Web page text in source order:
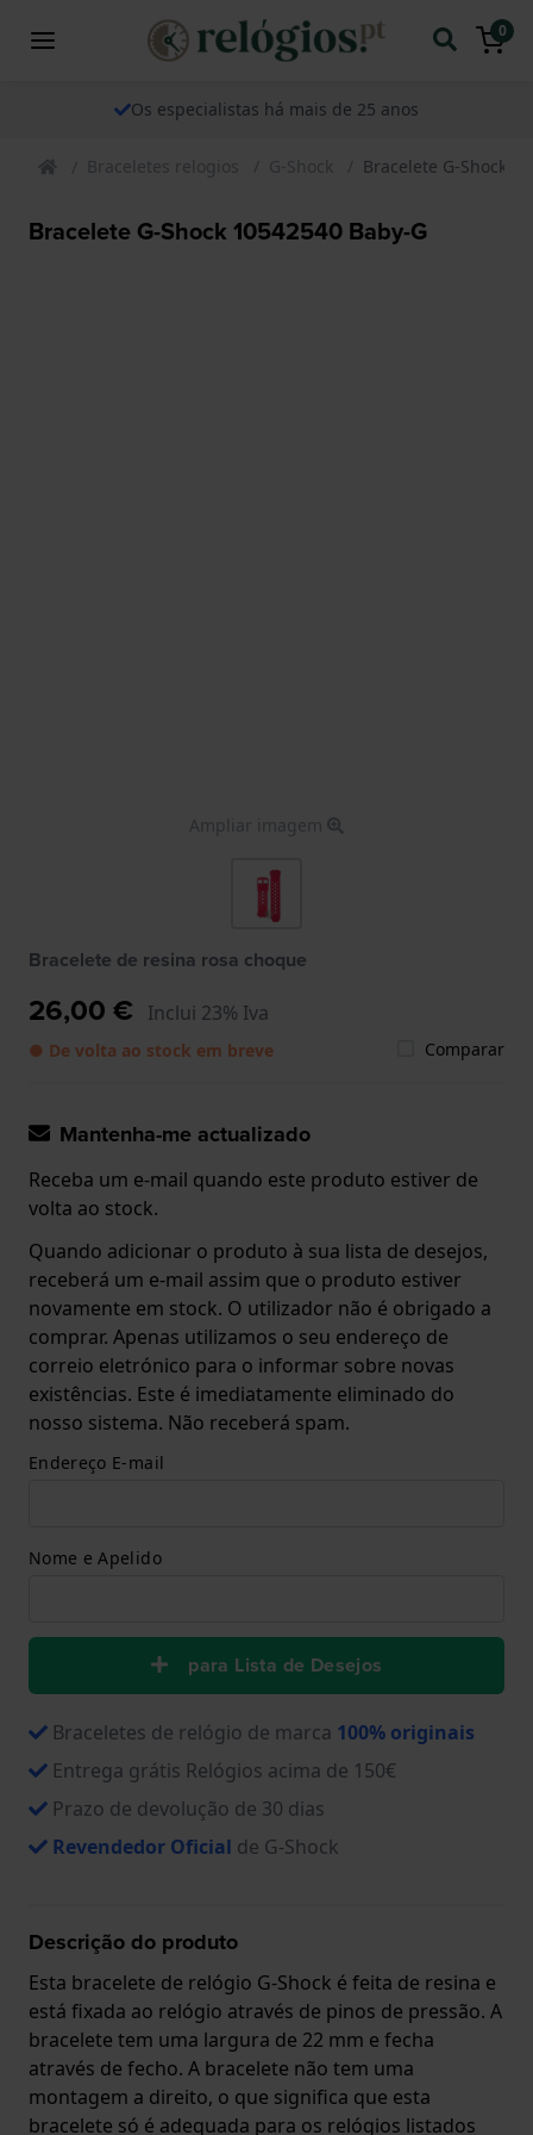
0
Os especialistas há mais de 25 anos
Braceletes relogios G-Shock Bracelete G-Shock
Bracelete G-Shock 10542540 Baby-G
Ampliar imagem
Bracelete de resina rosa choque
26,00 € Inclui 23% Iva
● De volta ao stock em breve Comparar
Mantenha-me actualizado
Receba um e-mail quando este produto estiver de
volta ao stock.
Quando adicionar o produto à sua lista de desejos,
receberá um e-mail assim que o produto estiver
novamente em stock. O utilizador não é obrigado a
comprar. Apenas utilizamos o seu endereço de
correio eletrónico para o informar sobre novas
existências. Este é imediatamente eliminado do
nosso sistema. Não receberá spam.
Endereço E-mail
Nome e Apelido
para Lista de Desejos
Braceletes de relógio de marca 100% originais
Entrega grátis Relógios acima de 150€
Prazo de devolução de 30 dias
Revendedor Oficial de G-Shock
Descrição do produto
Esta bracelete de relógio G-Shock é feita de resina e
está fixada ao relógio através de pinos de pressão. A
bracelete tem uma largura de 22 mm e fecha
através de fecho. A bracelete não tem uma
montagem a direito, o que significa que esta
bracelete só é adequada para os relógios listados